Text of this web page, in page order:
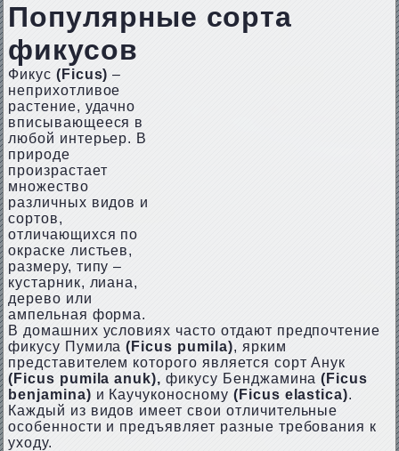
Популярные сорта
фикусов
Фикус (Ficus) –
неприхотливое
растение, удачно
вписывающееся в
любой интерьер. В
природе
произрастает
множество
различных видов и
сортов,
отличающихся по
окраске листьев,
размеру, типу –
кустарник, лиана,
дерево или
ампельная форма.
В домашних условиях часто отдают предпочтение
фикусу Пумила(Ficus pumila), ярким
представителем которого является сорт Анук
(Ficus pumila anuk), фикусу Бенджамина(Ficus
benjamina) и Каучуконосному (Ficus elastica).
Каждый из видов имеет свои отличительные
особенности и предъявляет разные требования к
уходу.